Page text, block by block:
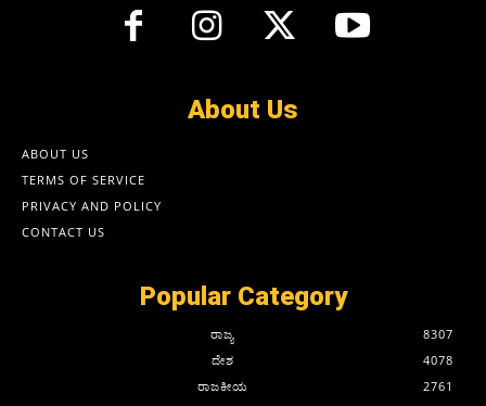
About Us
ABOUT US
TERMS OF SERVICE
PRIVACY AND POLICY
CONTACT US
Popular Category
ರಾಜ್ಯ
8307
ದೇಶ
4078
ರಾಜಕೀಯ
2761